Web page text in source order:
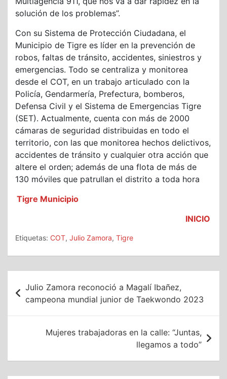
solución de los problemas”.
Con su Sistema de Protección Ciudadana, el
Municipio de Tigre es líder en la prevención de
robos, faltas de tránsito, accidentes, siniestros y
emergencias. Todo se centraliza y monitorea
desde el COT, en un trabajo articulado con la
Policía, Gendarmería, Prefectura, bomberos,
Defensa Civil y el Sistema de Emergencias Tigre
(SET). Actualmente, cuenta con más de 2000
cámaras de seguridad distribuidas en todo el
territorio, con las que monitorea hechos delictivos,
accidentes de tránsito y cualquier otra acción que
altere el orden; además de una flota de más de
130 móviles que patrullan el distrito a toda hora
Tigre Municipio
INICIO
Etiquetas: COT, Julio Zamora, Tigre
Navegación
de
entradas
Julio Zamora reconoció a Magalí Ibañez,
campeona mundial junior de Taekwondo 2023
Mujeres trabajadoras en la calle: “Juntas,
llegamos a todo”